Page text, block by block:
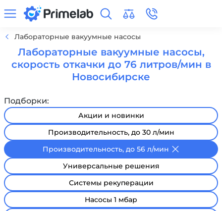
Лабораторные вакуумные насосы
Лабораторные вакуумные насосы,
скорость откачки до 76 литров/мин в
Новосибирске
Подборки:
Акции и новинки
Производительность, до 30 л/мин
Производительность, до 56 л/мин
Универсальные решения
Системы рекуперации
Насосы 1 мбар